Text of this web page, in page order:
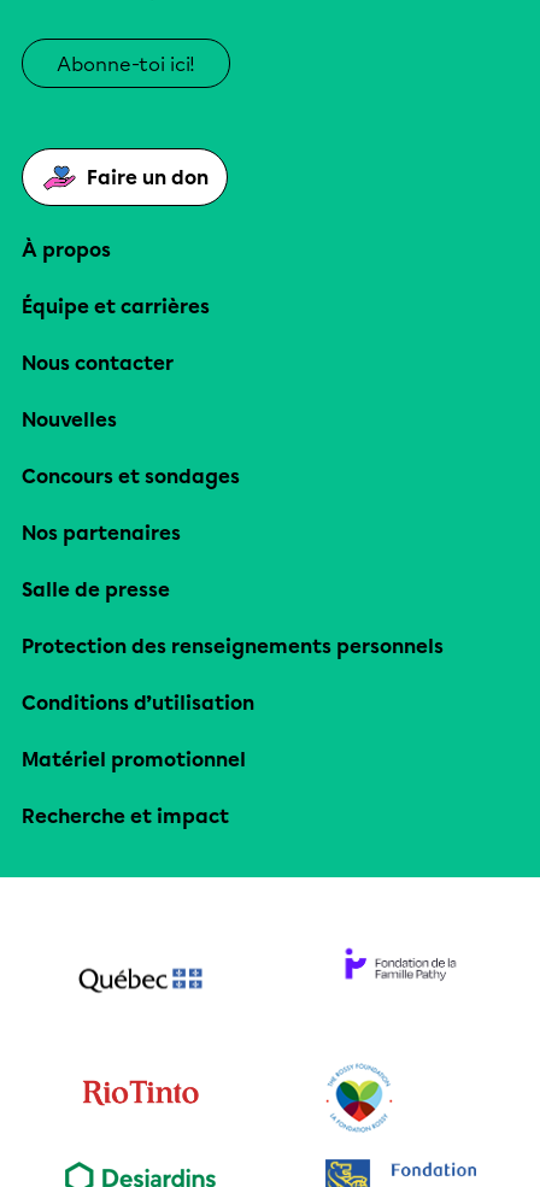
Abonne-toi ici!
Faire un don
À propos
Équipe et carrières
Nous contacter
Nouvelles
Concours et sondages
Nos partenaires
Salle de presse
Protection des renseignements personnels
Conditions d’utilisation
Matériel promotionnel
Recherche et impact